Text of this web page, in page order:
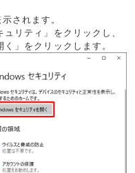
されます。
リティ」をクリックし、
」をクリックします。